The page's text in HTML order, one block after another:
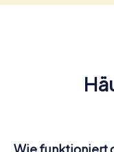
Wie funktioniert